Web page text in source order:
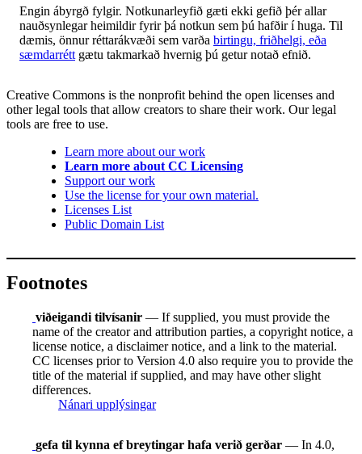
Engin ábyrgð fylgir. Notkunarleyfið gæti ekki gefið þér allar
nauðsynlegar heimildir fyrir þá notkun sem þú hafðir í huga. Til
dæmis, önnur réttarákvæði sem varða birtingu, friðhelgi, eða
sæmdarrétt gætu takmarkað hvernig þú getur notað efnið.
Creative Commons is the nonprofit behind the open licenses and
other legal tools that allow creators to share their work. Our legal
tools are free to use.
Learn more about our work
Learn more about CC Licensing
Support our work
Use the license for your own material.
Licenses List
Public Domain List
Footnotes
viðeigandi tilvísanir — If supplied, you must provide the
name of the creator and attribution parties, a copyright notice, a
license notice, a disclaimer notice, and a link to the material.
CC licenses prior to Version 4.0 also require you to provide the
title of the material if supplied, and may have other slight
differences.
Nánari upplýsingar
gefa til kynna ef breytingar hafa verið gerðar — In 4.0,